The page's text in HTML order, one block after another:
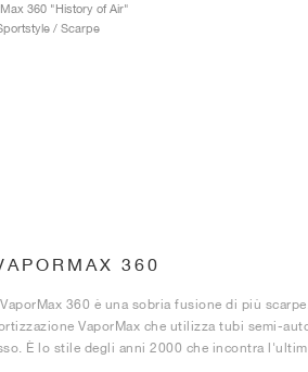
360 "History of Air"
/ Scarpe
360
360​ è una sobria fusione di più
​​VaporMax​​ che utilizza tubi semi-
È lo stile degli ​anni​​ 2000 che incontra